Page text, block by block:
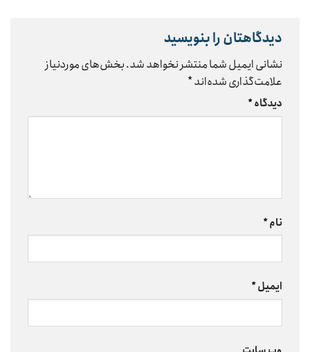
دیدگاهتان را بنویسید
نشانی ایمیل شما منتشر نخواهد شد.بخش‌های موردنیاز
علامت‌گذاری شده‌اند*
دیدگاه*
نام*
ایمیل*